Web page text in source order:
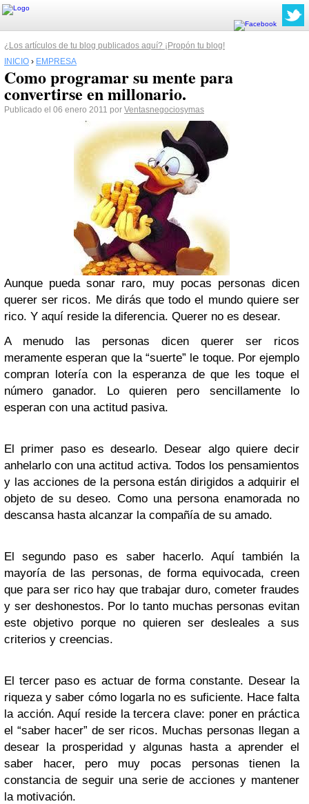
¿Los artículos de tu blog publicados aquí? ¡Propón tu blog!
INICIO › EMPRESA
Como programar su mente para
convertirse en millonario.
Publicado el 06 enero 2011 por Ventasnegociosymas
Aunque pueda sonar raro, muy pocas personas dicen
querer ser ricos. Me dirás que todo el mundo quiere ser
rico. Y aquí reside la diferencia. Querer no es desear.
A menudo las personas dicen querer ser ricos
meramente esperan que la “suerte” le toque. Por ejemplo
compran lotería con la esperanza de que les toque el
número ganador. Lo quieren pero sencillamente lo
esperan con una actitud pasiva.
El primer paso es desearlo. Desear algo quiere decir
anhelarlo con una actitud activa. Todos los pensamientos
y las acciones de la persona están dirigidos a adquirir el
objeto de su deseo. Como una persona enamorada no
descansa hasta alcanzar la compañía de su amado.
El segundo paso es saber hacerlo. Aquí también la
mayoría de las personas, de forma equivocada, creen
que para ser rico hay que trabajar duro, cometer fraudes
y ser deshonestos. Por lo tanto muchas personas evitan
este objetivo porque no quieren ser desleales a sus
criterios y creencias.
El tercer paso es actuar de forma constante. Desear la
riqueza y saber cómo logarla no es suficiente. Hace falta
la acción. Aquí reside la tercera clave: poner en práctica
el “saber hacer” de ser ricos. Muchas personas llegan a
desear la prosperidad y algunas hasta a aprender el
saber hacer, pero muy pocas personas tienen la
constancia de seguir una serie de acciones y mantener
la motivación.